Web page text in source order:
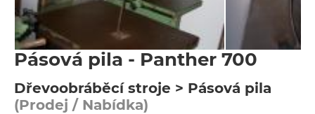
Pásová pila - Panther 700
Dřevoobráběcí stroje > Pásová pila
(Prodej / Nabídka)